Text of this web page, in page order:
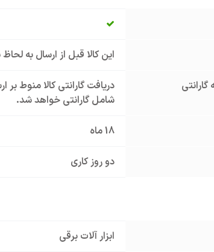
این کالا قبل از ارسال به
دریافت گارانتی کالا منوط
شامل گارانتی خواهد شد.
18 ماه
دو روز کاری
ابزار آلات برقی